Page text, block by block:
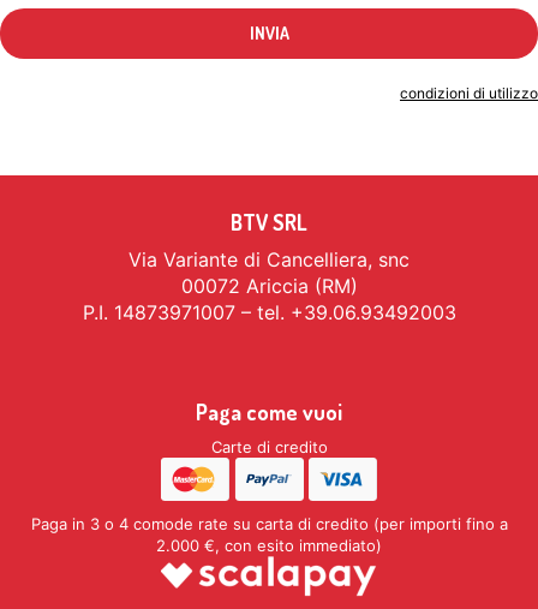
condizioni di utilizzo
BTV SRL
Via Variante di Cancelliera, snc
00072 Ariccia (RM)
P.I. 14873971007 – tel. +39.06.93492003
Paga come vuoi
Carte di credito
Paga in 3 o 4 comode rate su carta di credito (per importi fino a
2.000 €, con esito immediato)